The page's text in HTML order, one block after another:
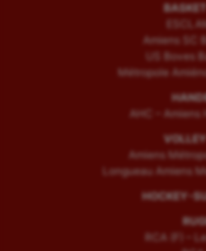
Amiens SC
US Boves
Métropole
AHC – Amiens
Amiens
Longueau Amiens
HOCKEY-
RCA (F) –